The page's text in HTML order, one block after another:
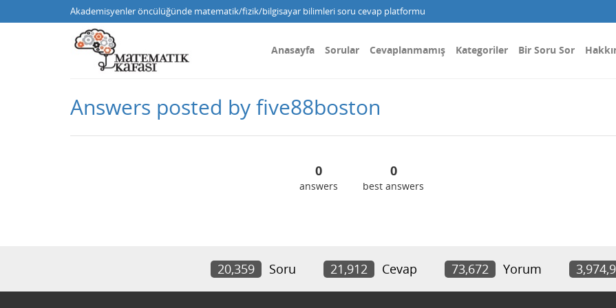
Akademisyenler öncülüğünde matematik/fizik/bilgisayar bilimleri soru cevap platformu
Anasayfa Sorular Cevaplanmamış Kategoriler Bir Soru Sor
Answers posted by five88boston
0
answers
0
best answers
20,359 Soru 21,912 Cevap 73,672 Yorum